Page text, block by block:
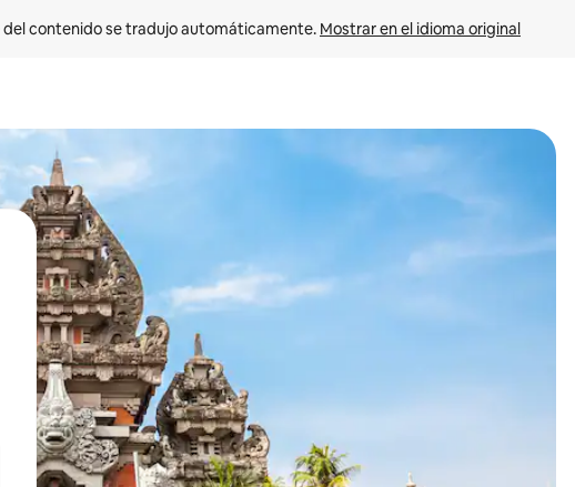
del contenido se tradujo automáticamente. Mostrar en el idioma original
usando las teclas de las flechas hacia arriba y hacia abajo, o bien tocando y